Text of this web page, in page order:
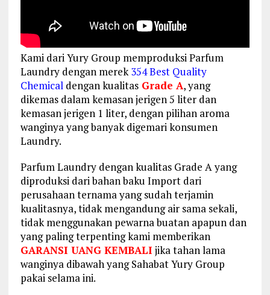
Kami dari Yury Group memproduksi Parfum
Laundry dengan merek354 Best Quality
Chemicaldengan kualitasGrade A, yang
dikemas dalam kemasan jerigen 5 liter dan
kemasan jerigen 1 liter, dengan pilihan aroma
wanginya yang banyak digemari konsumen
Laundry.
Parfum Laundry dengan kualitas Grade A yang
diproduksi dari bahan baku Import dari
perusahaan ternama yang sudah terjamin
kualitasnya, tidak mengandung air sama sekali,
tidak menggunakan pewarna buatan apapun dan
yang paling terpenting kami memberikan
GARANSI UANG KEMBALI jika tahan lama
wanginya dibawah yang Sahabat Yury Group
pakai selama ini.